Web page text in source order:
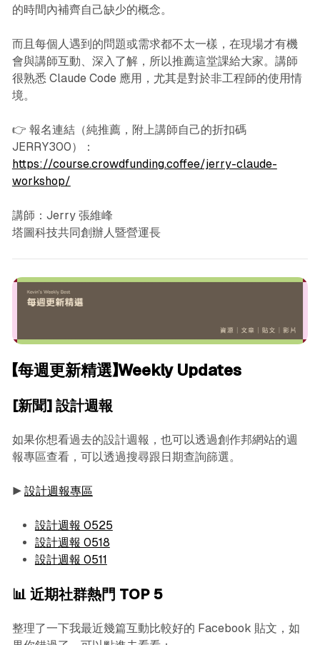
的時間內補齊自己缺少的概念。
而且每個人遇到的問題或需求都不太一樣，在現場才有機
會與講師互動、深入了解，所以推薦這堂課給大家。講師
很熟悉 Claude Code 應用，尤其是對於非工程師的使用情
境。
👉 報名連結（純推薦，附上講師自己的折扣碼
JERRY300）：
https://course.crowdfunding.coffee/jerry-claude-
workshop/
講師：Jerry 張維峰
塔圖科技共同創辦人暨營運長
【每週更新精選】Weekly Updates
[新聞] 設計週報
如果你想看過去的設計週報，也可以透過創作邦網站的週
報專區查看，可以透過搜尋跟日期查詢篩選。
▶︎ 設計週報專區
設計週報 0525
設計週報 0518
設計週報 0511
📊 近期社群熱門 TOP 5
整理了一下我最近幾篇互動比較好的 Facebook 貼文，如